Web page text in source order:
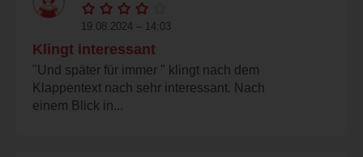
19.08.2024 – 14:03
Klingt interessant
"Und später für immer " klingt nach dem
Klappentext nach sehr interessant. Nach
einem Blick in...